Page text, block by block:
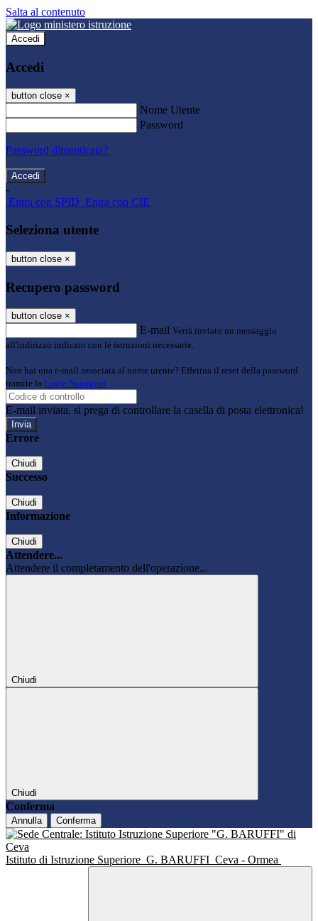
Salta al contenuto
Accedi
Accedi
button close ×
Nome Utente
Password
Password dimenticata?
-
Entra con SPID Entra con CIE
Seleziona utente
button close ×
Recupero password
button close ×
E-mail Verrà inviato un messaggio
all'indirizzo indicato con le istruzioni necessarie.
Non hai una e-mail associata al nome utente? Effettua il reset della password
tramite la Login Spaggiari
E-mail inviata, si prega di controllare la casella di posta elettronica!
Errore
Chiudi
Successo
Chiudi
Informazione
Chiudi
Attendere...
Attendere il completamento dell'operazione...
Chiudi
Chiudi
Conferma
Annulla Conferma
Istituto di Istruzione Superiore G. BARUFFI Ceva - Ormea